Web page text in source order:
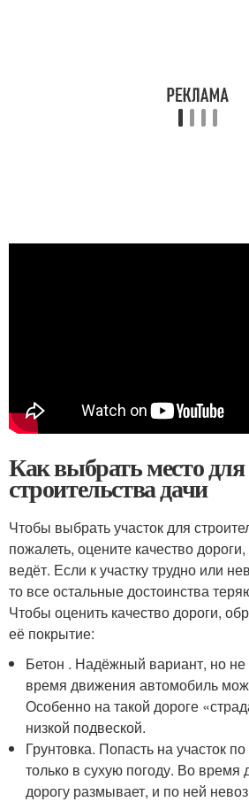
Как выбрать место для
строительства дачи
Чтобы выбрать участок для
пожалеть, оцените качество
ведёт. Если к участку трудно или
то все остальные достоинства
Чтобы оценить качество дороги,
её покрытие:
Бетон . Надёжный вариант, но
время движения автомобиль
Особенно на такой дороге
низкой подвеской.
Грунтовка. Попасть на участок
только в сухую погоду. Во время
дорогу размывает, и по ней